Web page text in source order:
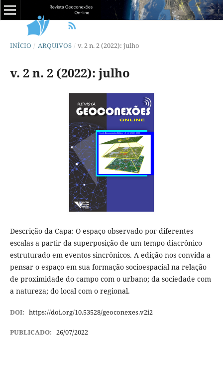
INÍCIO / ARQUIVOS / v. 2 n. 2 (2022): julho
v. 2 n. 2 (2022): julho
Descrição da Capa: O espaço observado por diferentes
escalas a partir da superposição de um tempo diacrônico
estruturado em eventos sincrônicos. A edição nos convida a
pensar o espaço em sua formação socioespacial na relação
de proximidade do campo com o urbano; da sociedade com
a natureza; do local com o regional.
DOI: https://doi.org/10.53528/geoconexes.v2i2
PUBLICADO: 26/07/2022